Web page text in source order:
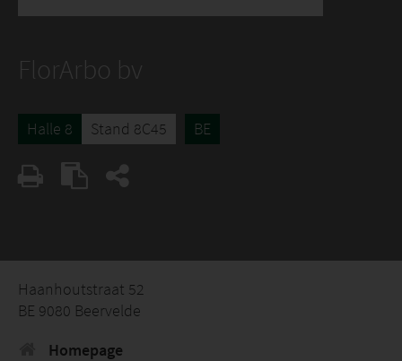
FlorArbo bv
Halle 8 Stand 8C45 BE
Haanhoutstraat 52
BE 9080 Beervelde
Homepage